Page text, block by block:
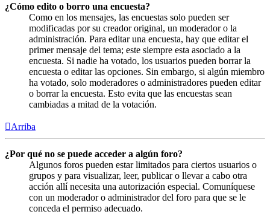
¿Cómo edito o borro una encuesta?
Como en los mensajes, las encuestas solo pueden ser
modificadas por su creador original, un moderador o la
administración. Para editar una encuesta, hay que editar el
primer mensaje del tema; este siempre esta asociado a la
encuesta. Si nadie ha votado, los usuarios pueden borrar la
encuesta o editar las opciones. Sin embargo, si algún miembro
ha votado, solo moderadores o administradores pueden editar
o borrar la encuesta. Esto evita que las encuestas sean
cambiadas a mitad de la votación.
Arriba
¿Por qué no se puede acceder a algún foro?
Algunos foros pueden estar limitados para ciertos usuarios o
grupos y para visualizar, leer, publicar o llevar a cabo otra
acción allí necesita una autorización especial. Comuníquese
con un moderador o administrador del foro para que se le
conceda el permiso adecuado.